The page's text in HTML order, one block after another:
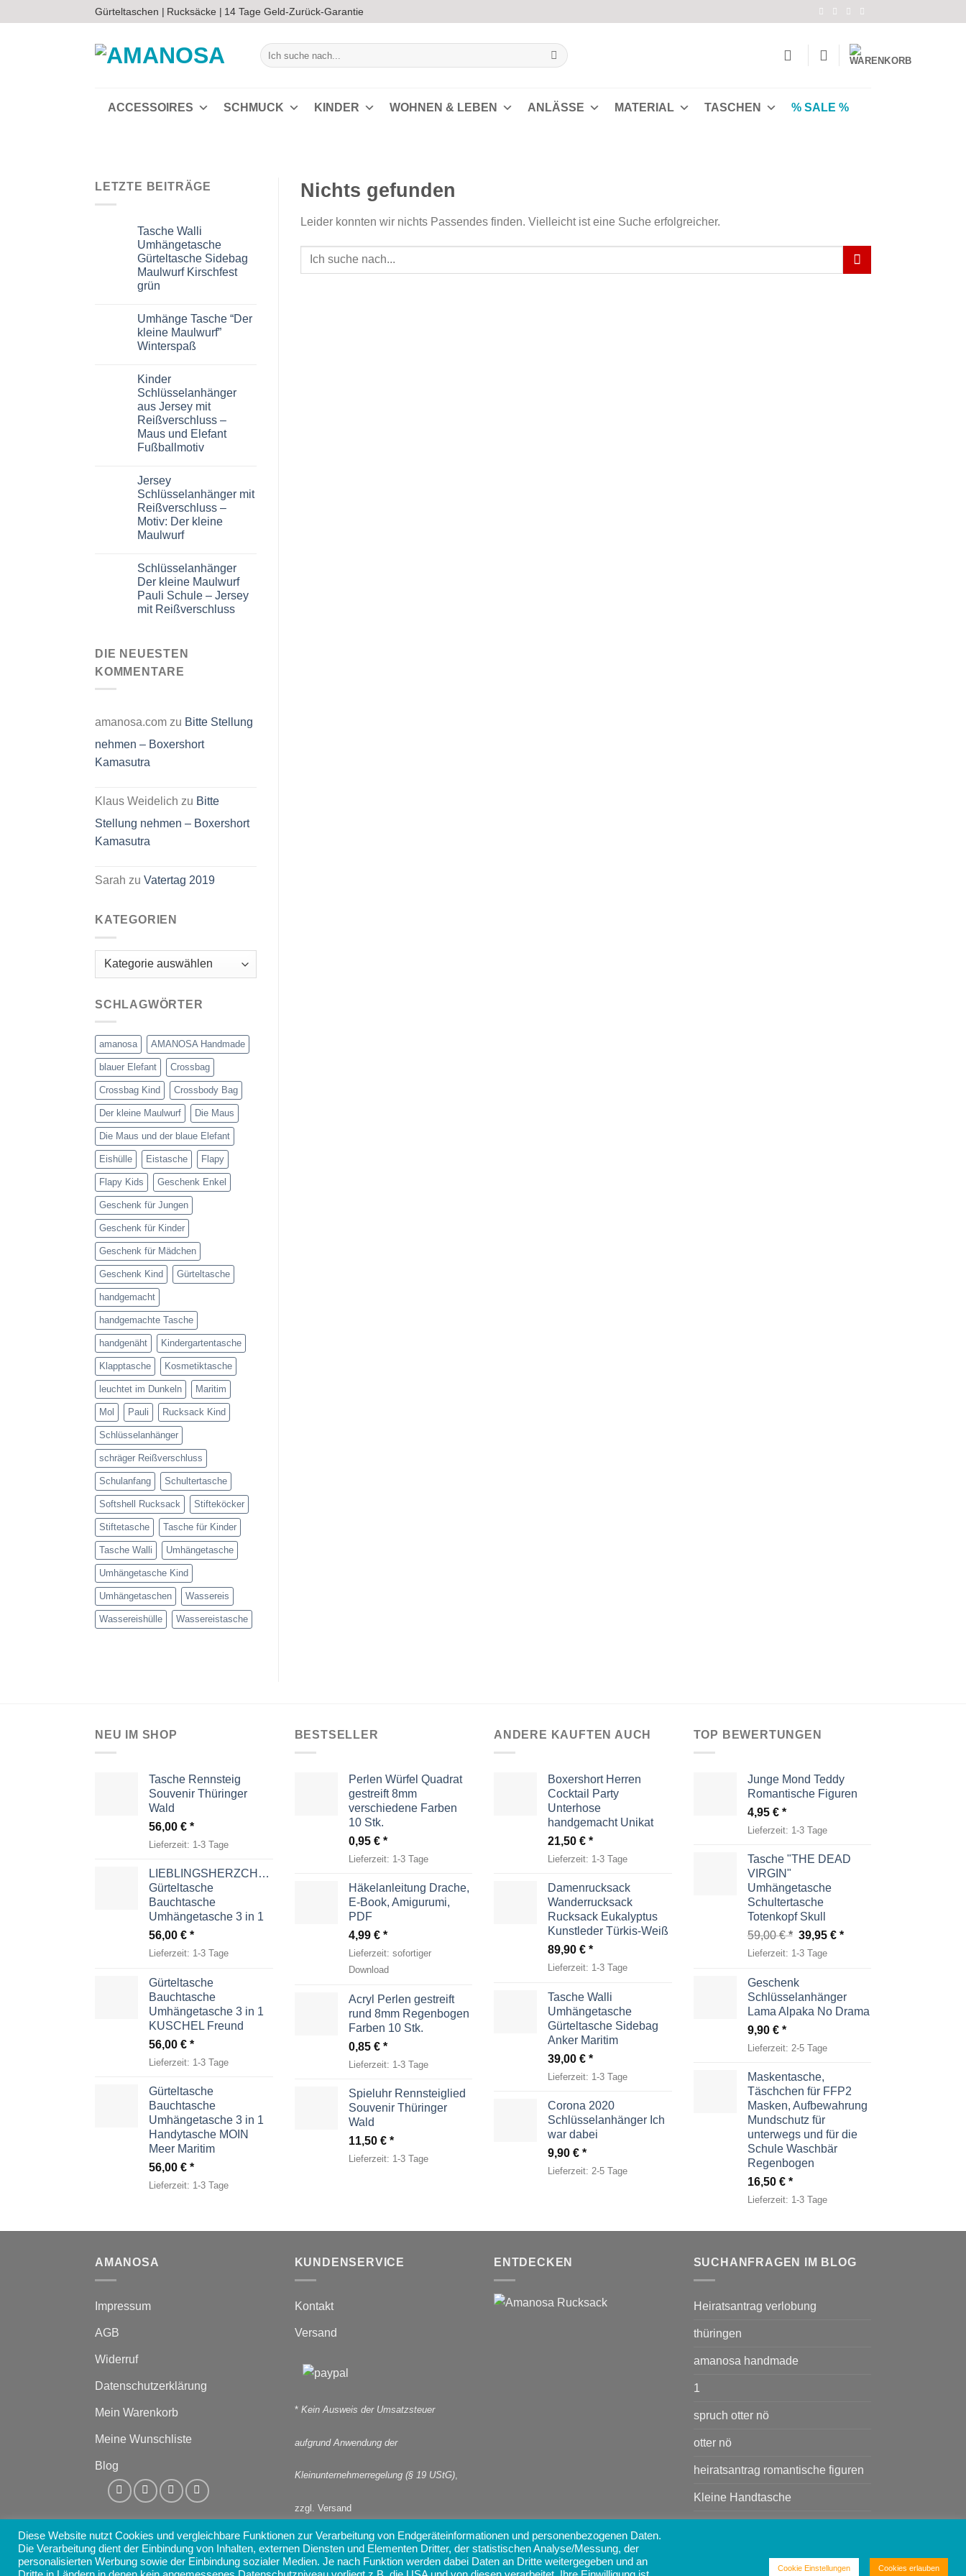
Inhalt
Gürteltaschen | Rucksäcke | 14 Tage Geld-Zurück-Garantie
Suchen
nach:
ACCESSOIRES SCHMUCK KINDER WOHNEN & LEBEN ANLÄSSE MATERIAL TASCHEN % SALE %
LETZTE BEITRÄGE
Tasche Walli
Umhängetasche
Gürteltasche Sidebag
Maulwurf Kirschfest
grün
zu
Tasche
Walli
Umhängetasche
Maulwurf
Kirschfest
grün
Umhänge Tasche “Der
kleine Maulwurf”
Winterspaß
zu
Umhänge
Tasche
“Der
kleine
Maulwurf”
Winterspaß
Kinder
Schlüsselanhänger
aus Jersey mit
Reißverschluss –
Maus und Elefant
Fußballmotiv
zu
Kinder
Schlüsselanhänger
aus
Jersey
mit
Reißverschluss
und
Elefant
Fußballmotiv
Jersey
Schlüsselanhänger mit
Reißverschluss –
Motiv: Der kleine
Maulwurf
zu
Jersey
Schlüsselanhänger
mit
Reißverschluss
–
Maulwurf
Schlüsselanhänger
Der kleine Maulwurf
Pauli Schule – Jersey
mit Reißverschluss
Schlüsselanhänger
Der
kleine
mit
DIE NEUESTEN
KOMMENTARE
amanosa.com zu Bitte Stellung
nehmen – Boxershort
Kamasutra
Klaus Weidelich zu Bitte
Stellung nehmen – Boxershort
Kamasutra
Sarah zu Vatertag 2019
KATEGORIEN
Kategorien
SCHLAGWÖRTER
amanosa AMANOSA Handmade
blauer Elefant Crossbag
Crossbag Kind Crossbody Bag
Der kleine Maulwurf Die Maus
Die Maus und der blaue Elefant
Eishülle Eistasche Flapy
Flapy Kids Geschenk Enkel
Geschenk für Jungen
Geschenk für Kinder
Geschenk für Mädchen
Geschenk Kind Gürteltasche
handgemacht
handgemachte Tasche
handgenäht Kindergartentasche
Klapptasche Kosmetiktasche
leuchtet im Dunkeln Maritim
Mol Pauli Rucksack Kind
Schlüsselanhänger
schräger Reißverschluss
Schulanfang Schultertasche
Softshell Rucksack Stifteköcker
Stiftetasche Tasche für Kinder
Tasche Walli Umhängetasche
Umhängetasche Kind
Umhängetaschen Wassereis
Wassereishülle Wassereistasche
Nichts gefunden
Leider konnten wir nichts Passendes finden. Vielleicht ist eine Suche erfolgreicher.
NEU IM SHOP
Tasche Rennsteig
Souvenir Thüringer
Wald
56,00 €
Lieferzeit: 1-3 Tage
LIEBLINGSHERZCHEN
Gürteltasche
Bauchtasche
Umhängetasche 3 in 1
56,00 €
Lieferzeit: 1-3 Tage
Gürteltasche
Bauchtasche
Umhängetasche 3 in 1
KUSCHEL Freund
56,00 €
Lieferzeit: 1-3 Tage
Gürteltasche
Bauchtasche
Umhängetasche 3 in 1
Handytasche MOIN
Meer Maritim
56,00 €
Lieferzeit: 1-3 Tage
BESTSELLER
Perlen Würfel Quadrat
gestreift 8mm
verschiedene Farben
10 Stk.
0,95 €
Lieferzeit: 1-3 Tage
Häkelanleitung Drache,
E-Book, Amigurumi,
PDF
4,99 €
Lieferzeit: sofortiger
Download
Acryl Perlen gestreift
rund 8mm Regenbogen
Farben 10 Stk.
0,85 €
Lieferzeit: 1-3 Tage
Spieluhr Rennsteiglied
Souvenir Thüringer
Wald
11,50 €
Lieferzeit: 1-3 Tage
ANDERE KAUFTEN AUCH
Boxershort Herren
Cocktail Party
Unterhose
handgemacht Unikat
21,50 €
Lieferzeit: 1-3 Tage
Damenrucksack
Wanderrucksack
Rucksack Eukalyptus
Kunstleder Türkis-Weiß
89,90 €
Lieferzeit: 1-3 Tage
Tasche Walli
Umhängetasche
Gürteltasche Sidebag
Anker Maritim
39,00 €
Lieferzeit: 1-3 Tage
Corona 2020
Schlüsselanhänger Ich
war dabei
9,90 €
Lieferzeit: 2-5 Tage
TOP BEWERTUNGEN
Junge Mond Teddy
Romantische Figuren
4,95 €
Lieferzeit: 1-3 Tage
Tasche "THE DEAD
VIRGIN"
Umhängetasche
Schultertasche
Totenkopf Skull
59,00€
Ursprünglicher
Preis
59,00 €
39,95€ Aktueller
Lieferzeit: 1-3 Tage
Geschenk
Schlüsselanhänger
Lama Alpaka No Drama
9,90 €
Lieferzeit: 2-5 Tage
Maskentasche,
Täschchen für FFP2
Masken, Aufbewahrung
Mundschutz für
unterwegs und für die
Schule Waschbär
Regenbogen
16,50 €
Lieferzeit: 1-3 Tage
AMANOSA
Impressum
AGB
Widerruf
Datenschutzerklärung
Mein Warenkorb
Meine Wunschliste
Blog
KUNDENSERVICE
Kontakt
Versand
* Kein Ausweis der Umsatzsteuer
aufgrund Anwendung der
Kleinunternehmerregelung (§ 19 UStG),
zzgl. Versand
ENTDECKEN SUCHANFRAGEN IM BLOG
Heiratsantrag verlobung
thüringen
amanosa handmade
1
spruch otter nö
otter nö
heiratsantrag romantische figuren
Kleine Handtasche
Diese Website nutzt Cookies und vergleichbare Funktionen zur Verarbeitung von Endgeräteinformationen und personenbezogenen Daten.
Die Verarbeitung dient der Einbindung von Inhalten, externen Diensten und Elementen Dritter, der statistischen Analyse/Messung, der
personalisierten Werbung sowie der Einbindung sozialer Medien. Je nach Funktion werden dabei Daten an Dritte weitergegeben und an
Cookie Einstellungen Cookies erlauben